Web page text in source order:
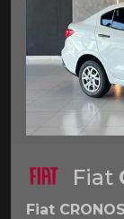
Fiat
Fiat